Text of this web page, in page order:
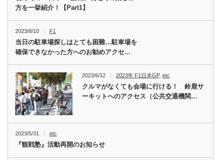
方を一挙紹介！【Part1】
2023/8/10 F1
当日の駐車場探しはとても困難…駐車場を
確保できなかった方へのお勧めアクセ…
2023/6/12 2023年 F1日本GP,etc
クルマがなくても会場に行ける！ 鈴鹿サ
ーキットへのアクセス（公共交通機関…
2023/5/31 etc
『観戦塾』活動再開のお知らせ